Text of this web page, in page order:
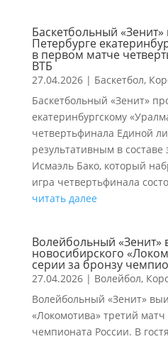
Баскетбольный
Петербурге
в первом матче
ВТБ
27.04.2026| Баскетбол,
Баскетбольный «Зенит»
екатеринбургскому
четвертьфинала Единой
результативным в составе
Исмаэль Бако, который
игра четвертьфинала
читать далее
Волейбольный «Зенит»
новосибирского
серии за бронзу
27.04.2026| Волейбол,
Волейбольный «Зенит»
«Локомотива» третий
чемпионата России. В